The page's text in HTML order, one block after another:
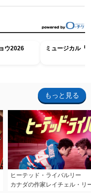
ウ2026 ミュージカル『
もっと見る
ヒーテッド・ライバルリー
カナダの作家レイチェル・リ